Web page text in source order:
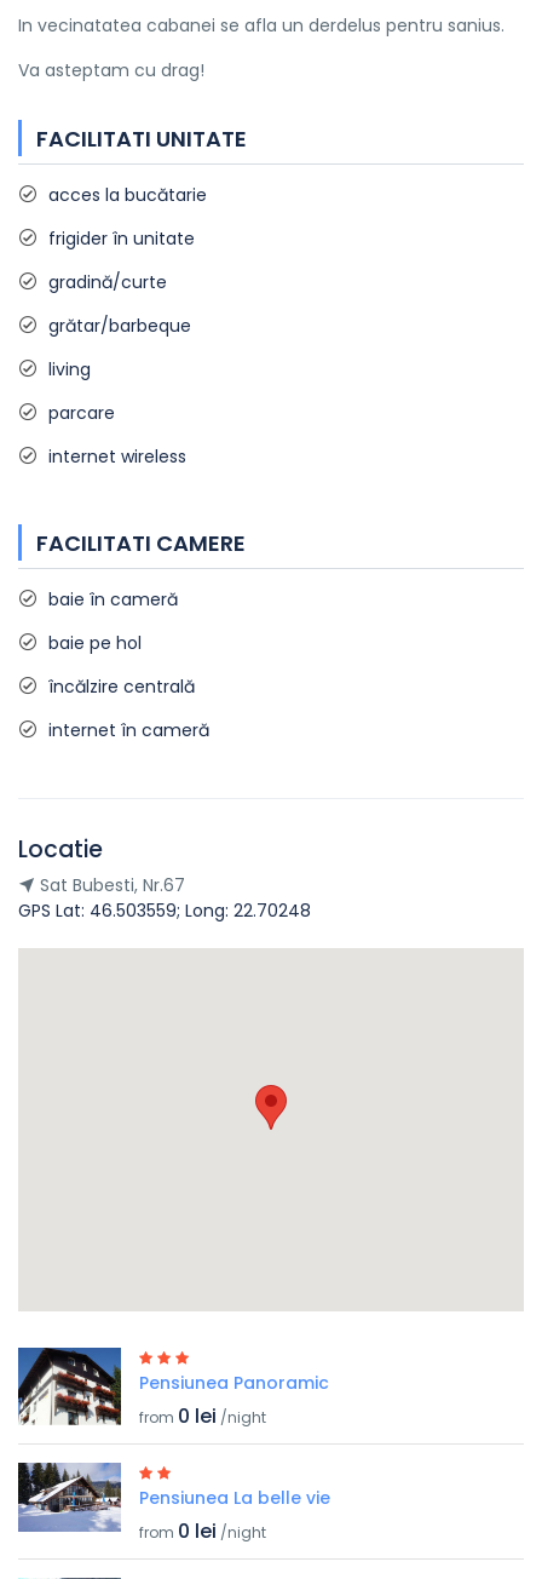
In vecinatatea cabanei se afla un derdelus pentru sanius.
Va asteptam cu drag!
FACILITATI UNITATE
acces la bucătarie
frigider în unitate
gradină/curte
grătar/barbeque
living
parcare
internet wireless
FACILITATI CAMERE
baie în cameră
baie pe hol
încălzire centrală
internet în cameră
Locatie
Sat Bubesti, Nr.67
GPS Lat: 46.503559; Long: 22.70248
Pensiunea Panoramic
from 0 lei /night
Pensiunea La belle vie
from 0 lei /night